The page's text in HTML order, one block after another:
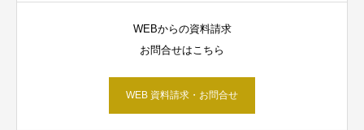
WEBからの資料請求
お問合せはこちら
WEB 資料請求・お問合せ